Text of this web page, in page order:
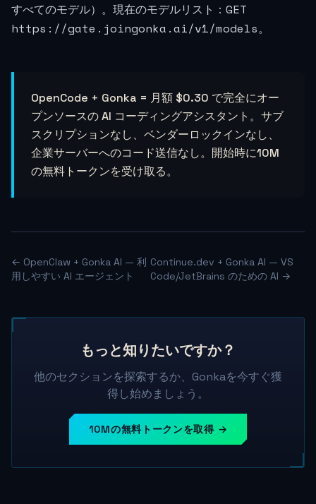
すべてのモデル）。現在のモデルリスト： GET
https://gate.joingonka.ai/v1/models。
OpenCode + Gonka = 月額 $0.30 で完全にオー
プンソースの AI コーディングアシスタント。サブ
スクリプションなし、ベンダーロックインなし、
企業サーバーへのコード送信なし。開始時に10M
の無料トークンを受け取る。
← OpenClaw + Gonka AI — 利
用しやすい AI エージェント
Continue.dev + Gonka AI — VS
Code/JetBrains のための AI →
もっと知りたいですか？
他のセクションを探索するか、Gonkaを今すぐ獲
得し始めましょう。
10Mの無料トークンを取得 →